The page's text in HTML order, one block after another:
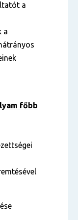
a
a
főbb